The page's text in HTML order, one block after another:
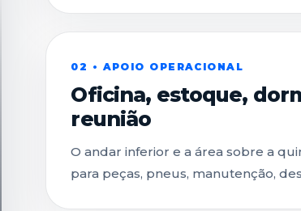
02 • APOIO OPERACIONAL
Oficina, estoque,
reunião
O andar inferior e a área sobre a
para peças, pneus, manutenção,